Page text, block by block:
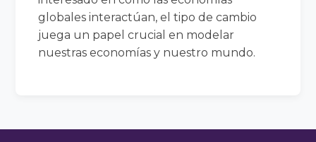
globales interactúan, el tipo de cambio
juega un papel crucial en modelar
nuestras economías y nuestro mundo.